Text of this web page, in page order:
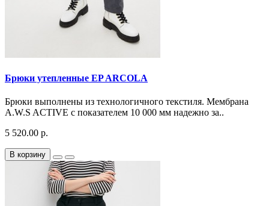
Брюки утепленные EP ARCOLA
Брюки выполнены из технологичного текстиля. Мембрана
A.W.S ACTIVE с показателем 10 000 мм надежно за..
5 520.00 р.
В корзину